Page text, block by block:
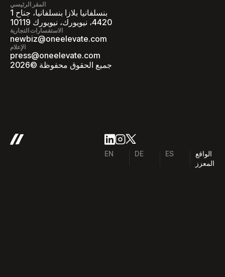
المقر الرئيسي
1 بنسلفانيا بلازا بنسلفانيا، جناح
4420، نيويورك، نيويورك 10119
الاستفسارات التجارية
newbiz@oneelevate.com
الإعلام
press@oneelevate.com
جميع الحقوق محفوظة ©2026
EN DE ES
الواقع
المعزز